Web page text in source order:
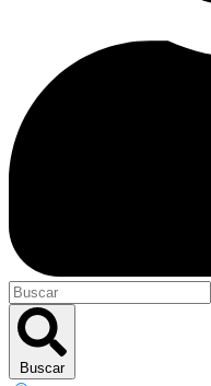
Buscar